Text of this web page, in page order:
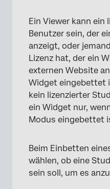
Ein Viewer kann ein
Benutzer sein, der
anzeigt, oder
Lizenz hat, der ein
externen Website
Widget eingebettet
kein lizenzierter
ein Widget nur,
Modus eingebettet
Beim Einbetten
wählen, ob eine
sein soll, um es